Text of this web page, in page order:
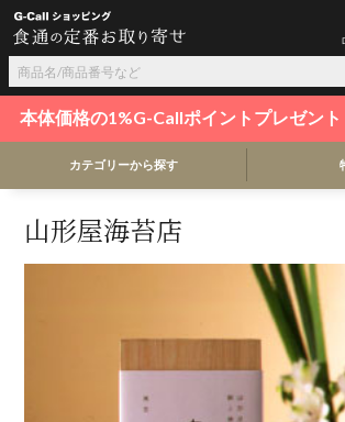
本体価格の1%G-Callポイントプレゼント
カテゴリーから探す
山形屋海苔店